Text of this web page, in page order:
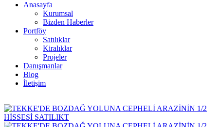
Anasayfa
Kurumsal
Bizden Haberler
Portföy
Satılıklar
Kiralıklar
Projeler
Danışmanlar
Blog
İletişim